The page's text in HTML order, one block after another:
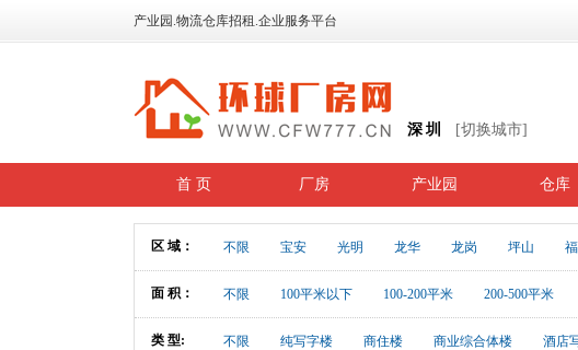
产业园.物流仓库招租.企业服务平台
深圳 [切换城市]
首 页 厂房 产业园 仓库
区 域： 不限 宝安 光明 龙华 龙岗 坪山
面 积： 不限 100平米以下 100-200平米 200-500平米
类 型: 不限 纯写字楼 商住楼 商业综合体楼 酒店